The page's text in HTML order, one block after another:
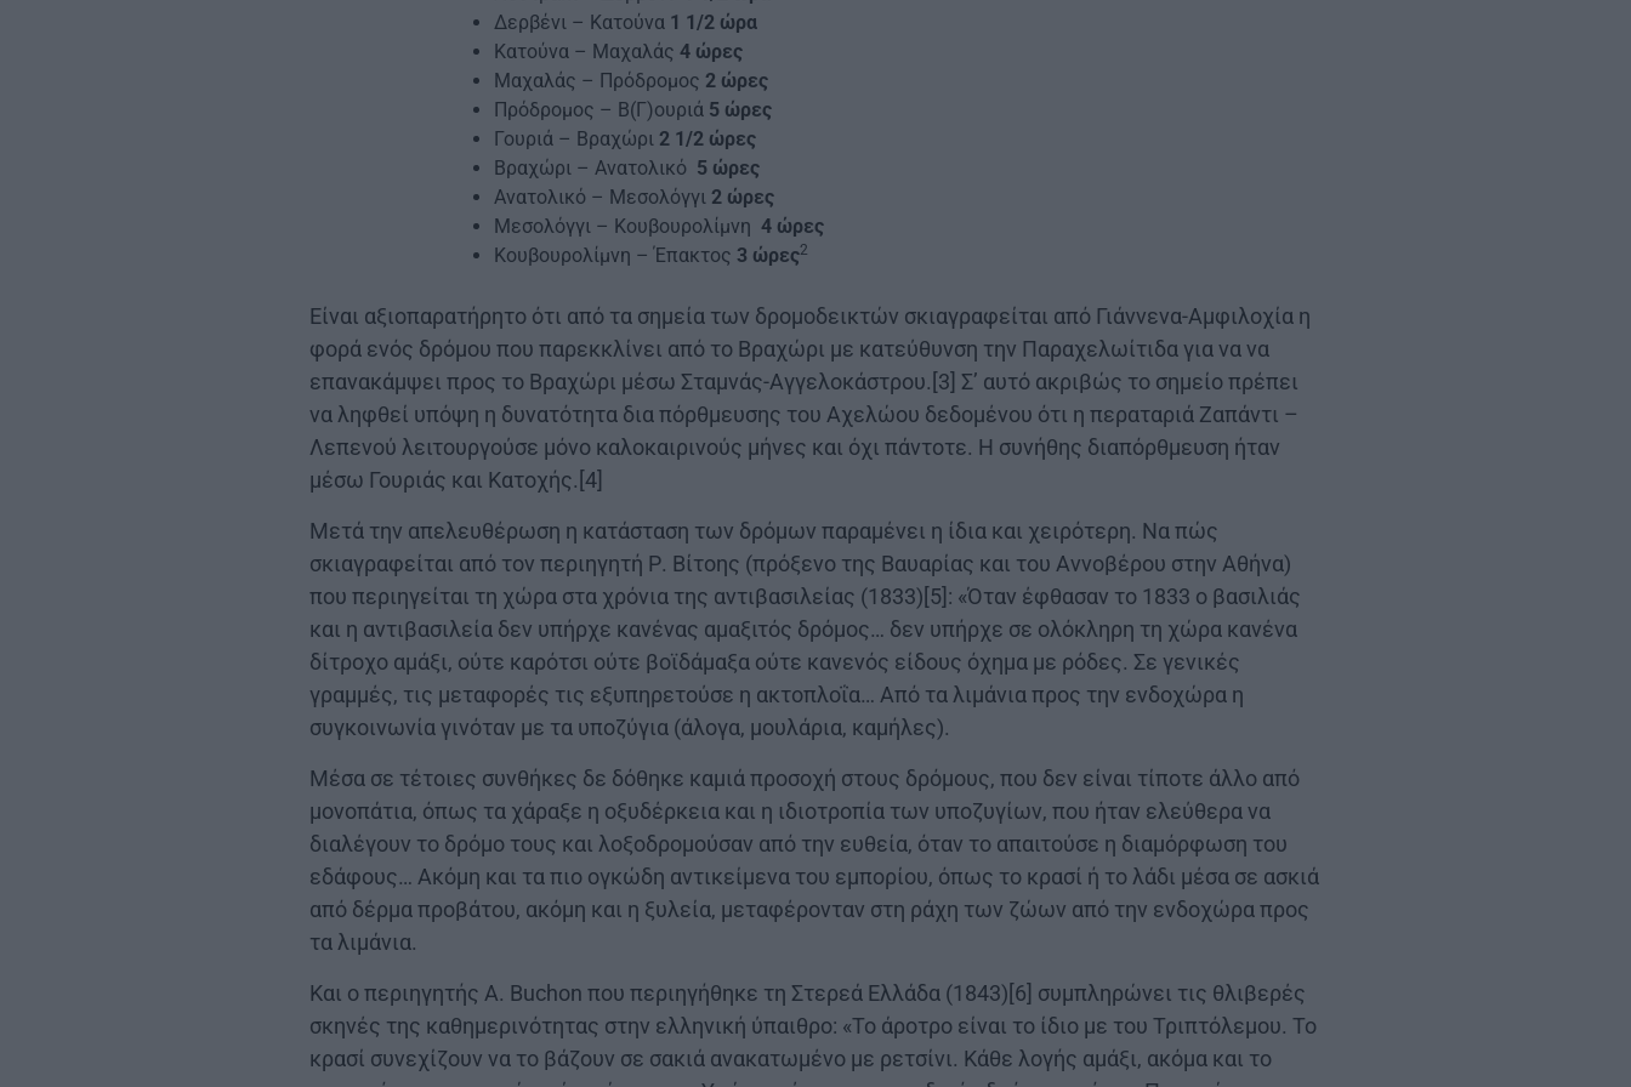
Δερβένι – Κατούνα 1 1/2 ώρα
Κατούνα – Μαχαλάς4 ώρες
Μαχαλάς – Πρόδρομος 2 ώρες
Πρόδρομος – Β(Γ)ουριά 5 ώρες
Γουριά – Βραχώρι 2 1/2 ώρες
Βραχώρι – Ανατολικό 5 ώρες
Ανατολικό – Μεσολόγγι 2 ώρες
Μεσολόγγι – Κουβουρολίμνη4 ώρες
Κουβουρολίμνη – Έπακτος3 ώρες2
Είναι αξιοπαρατήρητο ότι από τα σημεία των δρομοδεικτών σκιαγραφείται από Γιάννενα-Αμφιλοχία η
φορά ενός δρόμου που παρεκκλίνει από το Βραχώρι με κατεύθυνση την Παραχελωίτιδα για να να
επανακάμψει προς το Βραχώρι μέσω Σταμνάς-Αγγελοκάστρου.[3] Σ’ αυτό ακριβώς το σημείο πρέπει
να ληφθεί υπόψη η δυνατότητα δια πόρθμευσης του Αχελώου δεδομένου ότι η περαταριά Ζαπάντι –
Λεπενού λειτουργούσε μόνο καλοκαιρινούς μήνες και όχι πάντοτε. Η συνήθης διαπόρθμευση ήταν
μέσω Γουριάς και Κατοχής.[4]
Μετά την απελευθέρωση η κατάσταση των δρόμων παραμένει η ίδια και χειρότερη. Να πώς
σκιαγραφείται από τον περιηγητή Ρ. Βίτοης (πρόξενο της Βαυαρίας και του Αννοβέρου στην Αθήνα)
που περιηγείται τη χώρα στα χρόνια της αντιβασιλείας (1833)[5]: «Όταν έφθασαν το 1833 ο βασιλιάς
και η αντιβασιλεία δεν υπήρχε κανένας αμαξιτός δρόμος… δεν υπήρχε σε ολόκληρη τη χώρα κανένα
δίτροχο αμάξι, ούτε καρότσι ούτε βοϊδάμαξα ούτε κανενός είδους όχημα με ρόδες. Σε γενικές
γραμμές, τις μεταφορές τις εξυπηρετούσε η ακτοπλοΐα… Από τα λιμάνια προς την ενδοχώρα η
συγκοινωνία γινόταν με τα υποζύγια (άλογα, μουλάρια, καμήλες).
Μέσα σε τέτοιες συνθήκες δε δόθηκε καμιά προσοχή στους δρόμους, που δεν είναι τίποτε άλλο από
μονοπάτια, όπως τα χάραξε η οξυδέρκεια και η ιδιοτροπία των υποζυγίων, που ήταν ελεύθερα να
διαλέγουν το δρόμο τους και λοξοδρομούσαν από την ευθεία, όταν το απαιτούσε η διαμόρφωση του
εδάφους… Ακόμη και τα πιο ογκώδη αντικείμενα του εμπορίου, όπως το κρασί ή το λάδι μέσα σε ασκιά
από δέρμα προβάτου, ακόμη και η ξυλεία, μεταφέρονταν στη ράχη των ζώων από την ενδοχώρα προς
τα λιμάνια.
Και ο περιηγητής Α. Βuchon που περιηγήθηκε τη Στερεά Ελλάδα (1843)[6] συμπληρώνει τις θλιβερές
σκηνές της καθημερινότητας στην ελληνική ύπαιθρο: «Το άροτρο είναι το ίδιο με του Τριπτόλεμου. Το
κρασί συνεχίζουν να το βάζουν σε σακιά ανακατωμένο με ρετσίνι. Κάθε λογής αμάξι, ακόμα και το